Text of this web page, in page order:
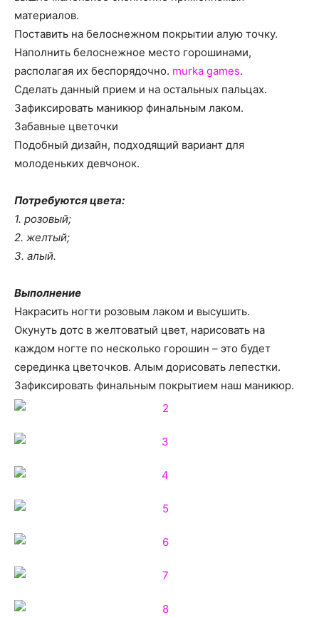
материалов.
Поставить на белоснежном покрытии алую точку.
Наполнить белоснежное место горошинами,
располагая их беспорядочно. murka games.
Сделать данный прием и на остальных пальцах.
Зафиксировать маникюр финальным лаком.
Забавные цветочки
Подобный дизайн, подходящий вариант для
молоденьких девчонок.
Потребуются цвета:
1. розовый;
2. желтый;
3. алый.
Выполнение
Накрасить ногти розовым лаком и высушить.
Окунуть дотс в желтоватый цвет, нарисовать на
каждом ногте по несколько горошин – это будет
серединка цветочков. Алым дорисовать лепестки.
Зафиксировать финальным покрытием наш маникюр.